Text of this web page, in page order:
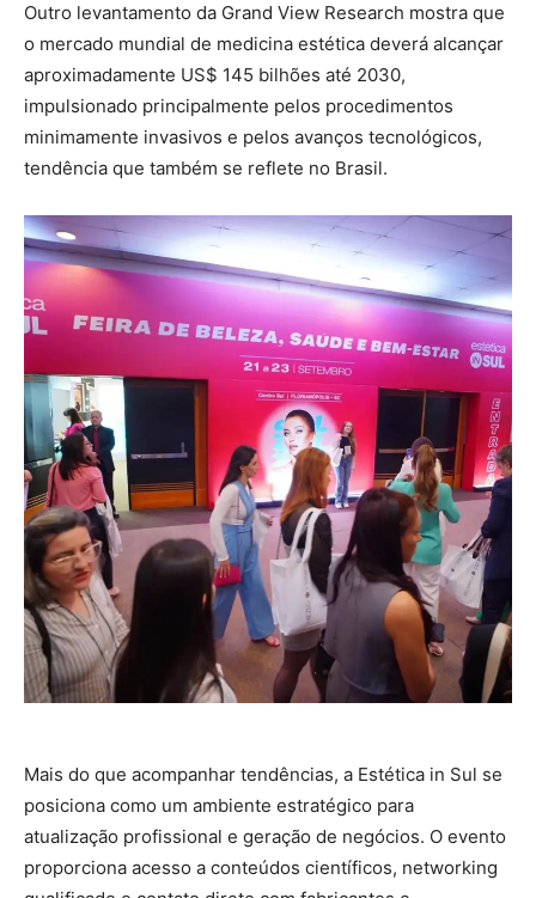
Outro levantamento da Grand View Research mostra que
o mercado mundial de medicina estética deverá alcançar
aproximadamente US$ 145 bilhões até 2030,
impulsionado principalmente pelos procedimentos
minimamente invasivos e pelos avanços tecnológicos,
tendência que também se reflete no Brasil.
Mais do que acompanhar tendências, a Estética in Sul se
posiciona como um ambiente estratégico para
atualização profissional e geração de negócios. O evento
proporciona acesso a conteúdos científicos, networking